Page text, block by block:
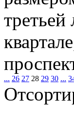
... 26 27 28 29 30 ...